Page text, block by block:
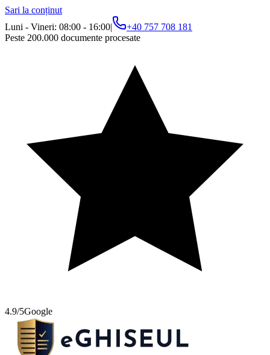
Sari la conținut
Luni - Vineri: 08:00 - 16:00|
+40 757 708 181
Peste 200.000 documente procesate
4.9/5Google